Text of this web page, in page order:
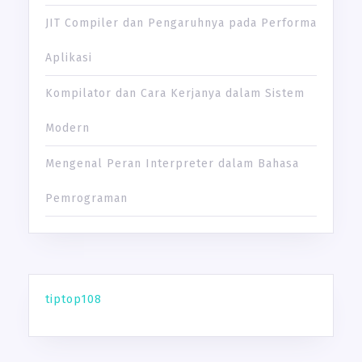
JIT Compiler dan Pengaruhnya pada Performa
Aplikasi
Kompilator dan Cara Kerjanya dalam Sistem
Modern
Mengenal Peran Interpreter dalam Bahasa
Pemrograman
tiptop108